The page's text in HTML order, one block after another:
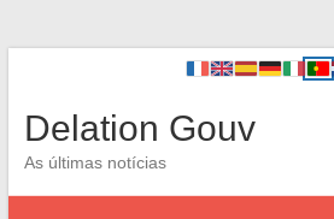
Delation Gouv
As últimas notícias